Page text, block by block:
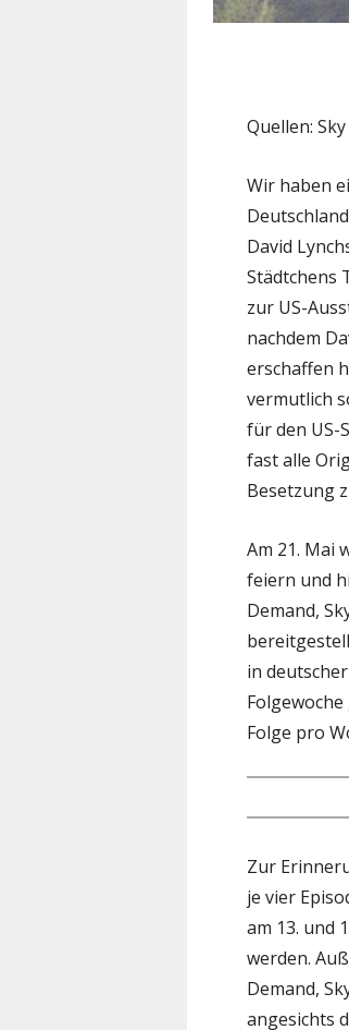
Quellen:
Wir haben
David
Städtchens
zur US-
nachdem
erschaffen
vermutlich
für den US-
fast alle
Besetzung
Am 21. Mai
feiern und
Demand,
in
Folge pro
Zur
je vier
am 13. und
werden.
Demand,
angesichts